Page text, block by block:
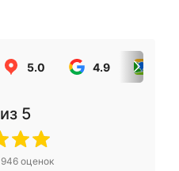
5.0 4.9
из 5
946оценок